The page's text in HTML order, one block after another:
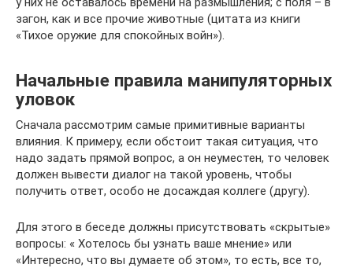
загон, как и все прочие животные (цитата из книги
«Тихое оружие для спокойных войн»).
Начальные правила манипуляторных
уловок
Сначала рассмотрим самые примитивные варианты
влияния. К примеру, если обстоит такая ситуация, что
надо задать прямой вопрос, а он неуместен, то человек
должен вывести диалог на такой уровень, чтобы
получить ответ, особо не досаждая коллеге (другу).
Для этого в беседе должны присутствовать «скрытые»
вопросы: « Хотелось бы узнать ваше мнение» или
«Интересно, что вы думаете об этом», то есть, все то,